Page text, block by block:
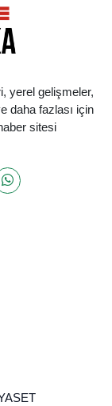
yerel gelişmeler,
daha fazlası için
sitesi